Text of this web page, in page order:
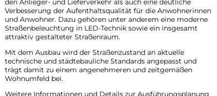
den Anlieger- und Lieferverkehr als auch eine deutliche
Verbesserung der Aufenthaltsqualität für die Anwohnerinnen
und Anwohner. Dazu gehören unter anderem eine moderne
Straßenbeleuchtung in LED-Technik sowie ein insgesamt
attraktiv gestalteter Straßenraum.
Mit dem Ausbau wird der Straßenzustand an aktuelle
technische und städtebauliche Standards angepasst und
trägt damit zu einem angenehmeren und zeitgemäßen
Wohnumfeld bei.
Weitere Informationen und Details zur Ausführungsplanung